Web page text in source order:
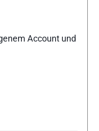
und wurde somit
Nur als Sechster
großes Talent der
Heute war
lief auch Viertel-
Kräfte verließen,
alle
Account und